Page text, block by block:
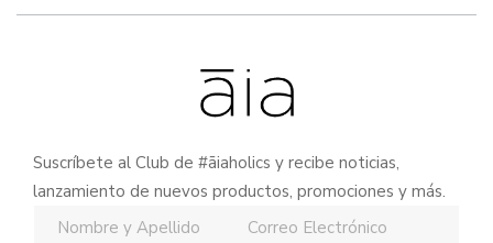
Suscríbete al Club de #āiaholics y recibe noticias,
lanzamiento de nuevos productos, promociones y más.